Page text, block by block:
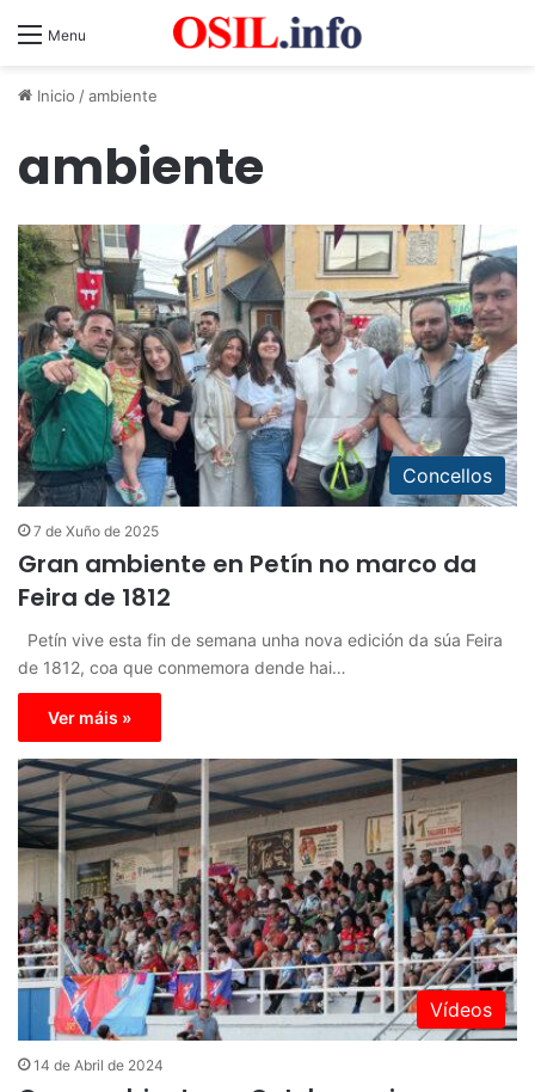
Menu
Inicio /ambiente
ambiente
Concellos
7 de Xuño de 2025
Gran ambiente en Petín no marco da
Feira de 1812
Petín vive esta fin de semana unha nova edición da súa Feira
de 1812, coa que conmemora dende hai…
Ver máis »
Vídeos
14 de Abril de 2024